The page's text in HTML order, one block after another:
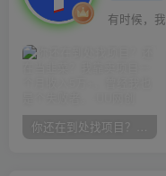
你还在到处找项目？还在当韭菜？我靠卖项目一个月收入5万+，曾经我也是个失败者。